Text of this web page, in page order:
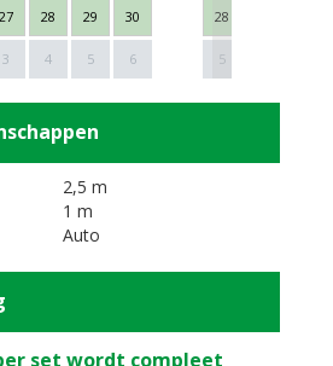
27 28 29 30
3 4 5 6
28
5
Next
2,5 m
1 m
Auto
set wordt compleet